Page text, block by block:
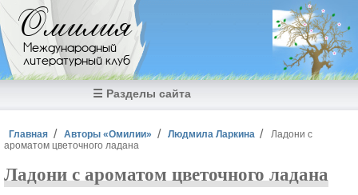
Перейти к основному содержанию
Омилия
Международный
литературный клуб
☰ Разделы сайта
Вы здесь
Главная Авторы «Омилии» Людмила Ларкина
Ладони с
ароматом цветочного ладана
Ладони с ароматом цветочного ладана